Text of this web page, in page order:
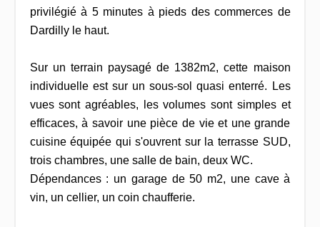
privilégié à 5 minutes à pieds des commerces de
Dardilly le haut.
Sur un terrain paysagé de 1382m2, cette maison
individuelle est sur un sous-sol quasi enterré. Les
vues sont agréables, les volumes sont simples et
efficaces, à savoir une pièce de vie et une grande
cuisine équipée qui s'ouvrent sur la terrasse SUD,
trois chambres, une salle de bain, deux WC.
Dépendances : un garage de 50 m2, une cave à
vin, un cellier, un coin chaufferie.